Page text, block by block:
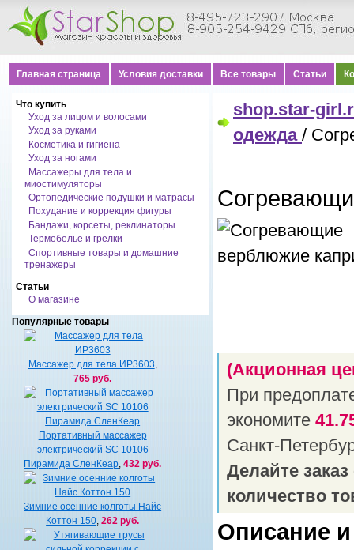
Главная страница Условия доставки Все товары Статьи
Что купить
Уход за лицом и волосами
Уход за руками
Косметика и гигиена
Уход за ногами
Массажеры для тела и
миостимуляторы
Ортопедические подушки и матрасы
Похудание и коррекция фигуры
Бандажи, корсеты, реклинаторы
Термобелье и грелки
Спортивные товары и домашние
тренажеры
Статьи
О магазине
Популярные товары
Массажер для тела ИР3603
765 руб.
Портативный массажер
электрический SC 10106
Пирамида СленКеар ,432 руб.
Зимние осенние колготы Найс
Коттон 150 ,262 руб.
shop.star-
одежда /
(Акционная
При
экономите
Санкт-
Делайте
количество
Описание